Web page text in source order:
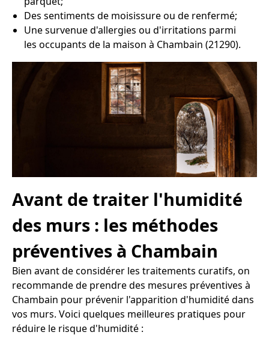
Des sentiments de moisissure ou de renfermé;
Une survenue d'allergies ou d'irritations parmi
les occupants de la maison à Chambain (21290).
Avant de traiter l'humidité
des murs : les méthodes
préventives à Chambain
Bien avant de considérer les traitements curatifs, on
recommande de prendre des mesures préventives à
Chambain pour prévenir l'apparition d'humidité dans
vos murs. Voici quelques meilleures pratiques pour
réduire le risque d'humidité :